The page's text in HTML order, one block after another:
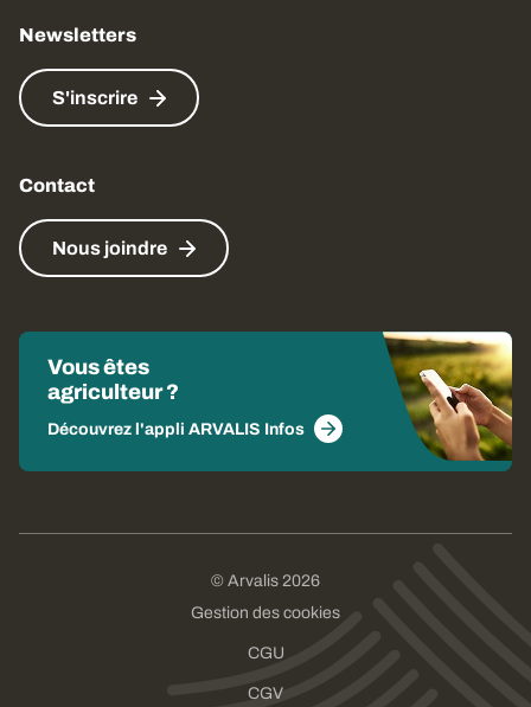
Newsletters
S'inscrire
Contact
Nous joindre
Vous êtes
agriculteur ?
Découvrez l'appli ARVALIS Infos
© Arvalis 2026
Gestion des cookies
CGU
CGV